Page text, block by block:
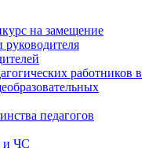
на замещение
руководителя
работников в
педагогов
и ЧС